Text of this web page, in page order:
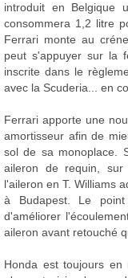
introduit en Belgique
consommera 1,2 litre
Ferrari monte au
peut s'appuyer sur la
inscrite dans le
avec la Scuderia... en
Ferrari apporte une
amortisseur afin de
sol de sa monoplace.
aileron de requin, sur
l'aileron en T. Williams
à Budapest. Le
d'améliorer
aileron avant retouché
Honda est toujours